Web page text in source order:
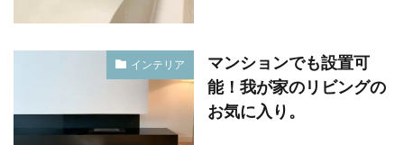
インテリア
マンションでも設置可
能！我が家のリビングの
お気に入り。